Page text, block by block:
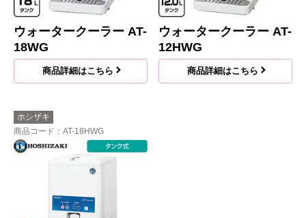
ウォータークーラー AT-
18WG
商品詳細はこちら
ウォータークーラー AT-
12HWG
商品詳細はこちら
ホシザキ
商品コード ：AT-18HWG